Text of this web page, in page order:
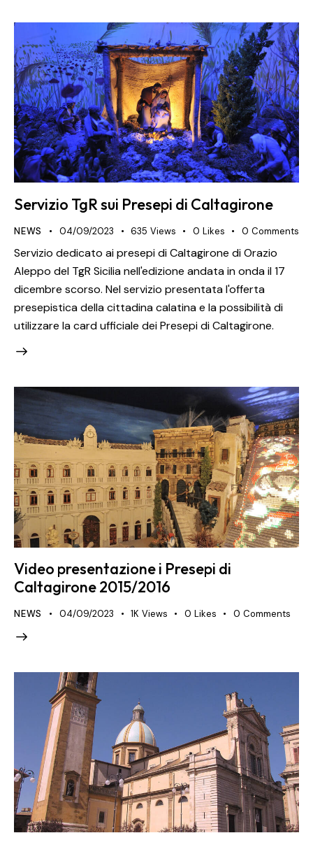
Servizio TgR sui Presepi di Caltagirone
NEWS 04/09/2023 635 Views 0 Likes 0 Comments
Servizio dedicato ai presepi di Caltagirone di Orazio
Aleppo del TgR Sicilia nell'edizione andata in onda il 17
dicembre scorso. Nel servizio presentata l'offerta
presepistica della cittadina calatina e la possibilità di
utilizzare la card ufficiale dei Presepi di Caltagirone.
Video presentazione i Presepi di
Caltagirone 2015/2016
NEWS 04/09/2023 1K Views 0 Likes 0 Comments